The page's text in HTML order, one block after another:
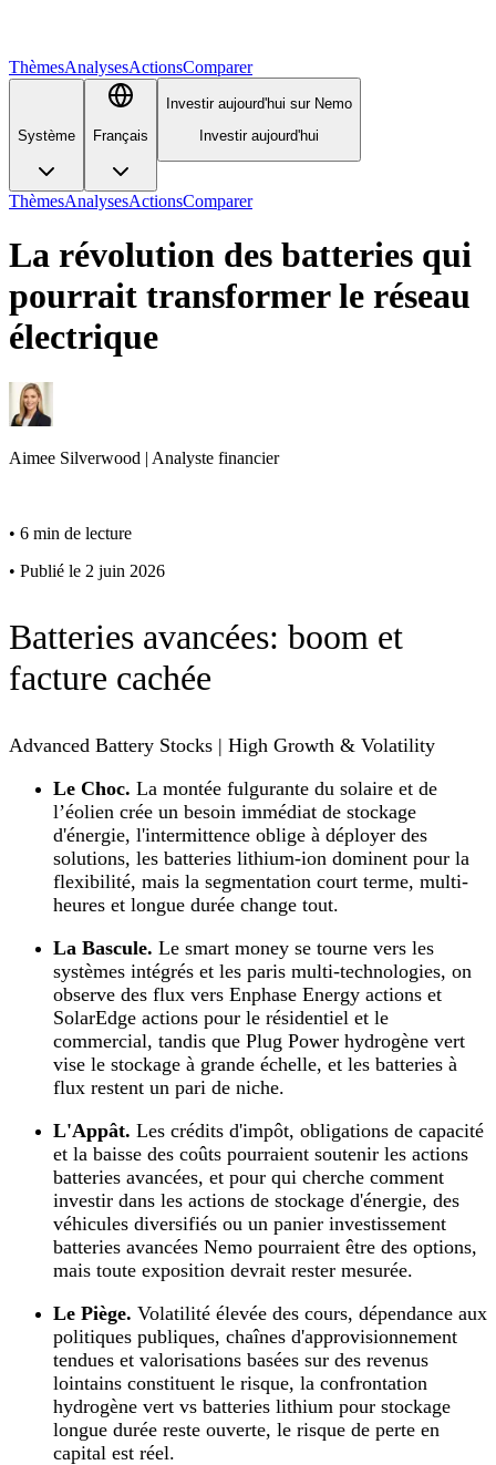
ThèmesAnalysesActionsComparer
Système Français
Investir aujourd'hui sur Nemo
Investir aujourd'hui
ThèmesAnalysesActionsComparer
La révolution des batteries qui
pourrait transformer le réseau
électrique
Aimee Silverwood | Analyste financier
• 6 min de lecture
• Publié le 2 juin 2026
Batteries avancées: boom et
facture cachée
Advanced Battery Stocks | High Growth & Volatility
Le Choc. La montée fulgurante du solaire et de
l’éolien crée un besoin immédiat de stockage
d'énergie, l'intermittence oblige à déployer des
solutions, les batteries lithium-ion dominent pour la
flexibilité, mais la segmentation court terme, multi-
heures et longue durée change tout.
La Bascule. Le smart money se tourne vers les
systèmes intégrés et les paris multi-technologies, on
observe des flux vers Enphase Energy actions et
SolarEdge actions pour le résidentiel et le
commercial, tandis que Plug Power hydrogène vert
vise le stockage à grande échelle, et les batteries à
flux restent un pari de niche.
L'Appât. Les crédits d'impôt, obligations de capacité
et la baisse des coûts pourraient soutenir les actions
batteries avancées, et pour qui cherche comment
investir dans les actions de stockage d'énergie, des
véhicules diversifiés ou un panier investissement
batteries avancées Nemo pourraient être des options,
mais toute exposition devrait rester mesurée.
Le Piège. Volatilité élevée des cours, dépendance aux
politiques publiques, chaînes d'approvisionnement
tendues et valorisations basées sur des revenus
lointains constituent le risque, la confrontation
hydrogène vert vs batteries lithium pour stockage
longue durée reste ouverte, le risque de perte en
capital est réel.